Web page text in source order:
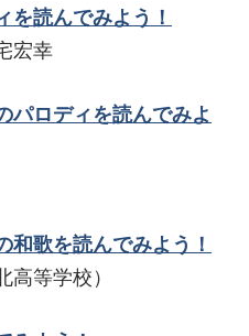
読んでみよう！
宏幸
ロディを読んでみよ
歌を読んでみよう！
等学校）